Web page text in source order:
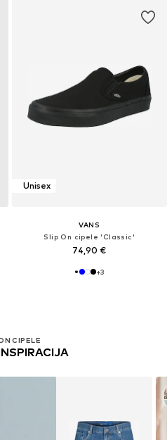
Unisex
VANS
Slip On cipele 'Classic'
74,90 €
+3
CIPELE